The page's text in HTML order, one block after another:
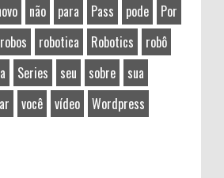
não para Pass pode
Por
robos robotica Robotics
robô
Series seu sobre
sua
você vídeo
Wordpress